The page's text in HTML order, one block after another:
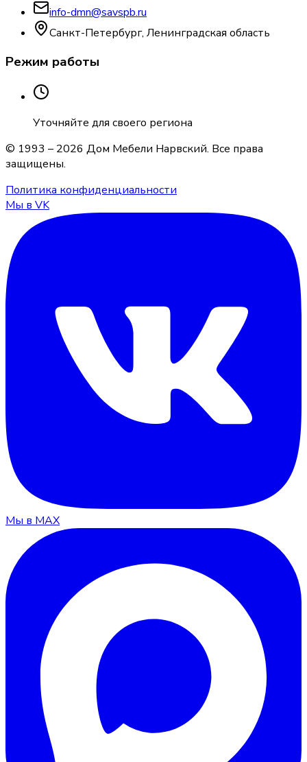
info-dmn@savspb.ru
Санкт-Петербург, Ленинградская область
Режим работы
Уточняйте для своего региона
© 1993 – 2026 Дом Мебели Нарвский. Все права
защищены.
Политика конфиденциальности
Мы в VK
Мы в MAX